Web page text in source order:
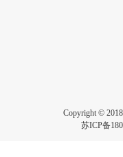
Copyright ©
苏ICP备